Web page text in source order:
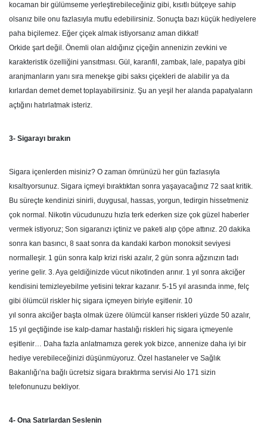
kocaman bir gülümseme yerleştirebileceğiniz gibi, kısıtlı bütçeye sahip
olsanız bile onu fazlasıyla mutlu edebilirsiniz. Sonuçta bazı küçük hediyelere
paha biçilemez. Eğer çiçek almak istiyorsanız aman dikkat!
Orkide şart değil. Önemli olan aldığınız çiçeğin annenizin zevkini ve
karakteristik özelliğini yansıtması. Gül, karanfil, zambak, lale, papatya gibi
aranjmanların yanı sıra menekşe gibi saksı çiçekleri de alabilir ya da
kırlardan demet demet toplayabilirsiniz. Şu an yeşil her alanda papatyaların
açtığını hatırlatmak isteriz.
3- Sigarayı bırakın
Sigara içenlerden misiniz? O zaman ömrünüzü her gün fazlasıyla
kısaltıyorsunuz. Sigara içmeyi bıraktıktan sonra yaşayacağınız 72 saat kritik.
Bu süreçte kendinizi sinirli, duygusal, hassas, yorgun, tedirgin hissetmeniz
çok normal. Nikotin vücudunuzu hızla terk ederken size çok güzel haberler
vermek istiyoruz; Son sigaranızı içtiniz ve paketi alıp çöpe attınız. 20 dakika
sonra kan basıncı, 8 saat sonra da kandaki karbon monoksit seviyesi
normalleşir. 1 gün sonra kalp krizi riski azalır, 2 gün sonra ağzınızın tadı
yerine gelir. 3. Aya geldiğinizde vücut nikotinden arınır. 1 yıl sonra akciğer
kendisini temizleyebilme yetisini tekrar kazanır. 5-15 yıl arasında inme, felç
gibi ölümcül riskler hiç sigara içmeyen biriyle eşitlenir. 10
yıl sonra akciğer başta olmak üzere ölümcül kanser riskleri yüzde 50 azalır,
15 yıl geçtiğinde ise kalp-damar hastalığı riskleri hiç sigara içmeyenle
eşitlenir… Daha fazla anlatmamıza gerek yok bizce, annenize daha iyi bir
hediye verebileceğinizi düşünmüyoruz. Özel hastaneler ve Sağlık
Bakanlığı’na bağlı ücretsiz sigara bıraktırma servisi Alo 171 sizin
telefonunuzu bekliyor.
4- Ona Satırlardan Seslenin